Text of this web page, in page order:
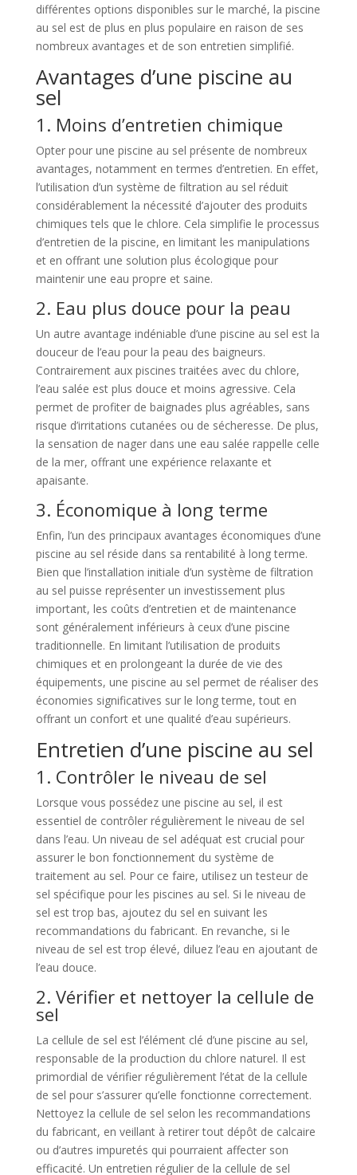
différentes options disponibles sur le marché, la piscine
au sel est de plus en plus populaire en raison de ses
nombreux avantages et de son entretien simplifié.
Avantages d’une piscine au
sel
1. Moins d’entretien chimique
Opter pour une piscine au sel présente de nombreux
avantages, notamment en termes d’entretien. En effet,
l’utilisation d’un système de filtration au sel réduit
considérablement la nécessité d’ajouter des produits
chimiques tels que le chlore. Cela simplifie le processus
d’entretien de la piscine, en limitant les manipulations
et en offrant une solution plus écologique pour
maintenir une eau propre et saine.
2. Eau plus douce pour la peau
Un autre avantage indéniable d’une piscine au sel est la
douceur de l’eau pour la peau des baigneurs.
Contrairement aux piscines traitées avec du chlore,
l’eau salée est plus douce et moins agressive. Cela
permet de profiter de baignades plus agréables, sans
risque d’irritations cutanées ou de sécheresse. De plus,
la sensation de nager dans une eau salée rappelle celle
de la mer, offrant une expérience relaxante et
apaisante.
3. Économique à long terme
Enfin, l’un des principaux avantages économiques d’une
piscine au sel réside dans sa rentabilité à long terme.
Bien que l’installation initiale d’un système de filtration
au sel puisse représenter un investissement plus
important, les coûts d’entretien et de maintenance
sont généralement inférieurs à ceux d’une piscine
traditionnelle. En limitant l’utilisation de produits
chimiques et en prolongeant la durée de vie des
équipements, une piscine au sel permet de réaliser des
économies significatives sur le long terme, tout en
offrant un confort et une qualité d’eau supérieurs.
Entretien d’une piscine au sel
1. Contrôler le niveau de sel
Lorsque vous possédez une piscine au sel, il est
essentiel de contrôler régulièrement le niveau de sel
dans l’eau. Un niveau de sel adéquat est crucial pour
assurer le bon fonctionnement du système de
traitement au sel. Pour ce faire, utilisez un testeur de
sel spécifique pour les piscines au sel. Si le niveau de
sel est trop bas, ajoutez du sel en suivant les
recommandations du fabricant. En revanche, si le
niveau de sel est trop élevé, diluez l’eau en ajoutant de
l’eau douce.
2. Vérifier et nettoyer la cellule de
sel
La cellule de sel est l’élément clé d’une piscine au sel,
responsable de la production du chlore naturel. Il est
primordial de vérifier régulièrement l’état de la cellule
de sel pour s’assurer qu’elle fonctionne correctement.
Nettoyez la cellule de sel selon les recommandations
du fabricant, en veillant à retirer tout dépôt de calcaire
ou d’autres impuretés qui pourraient affecter son
efficacité. Un entretien régulier de la cellule de sel